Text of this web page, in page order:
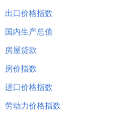
出口价格指数
国内生产总值
房屋贷款
房价指数
进口价格指数
劳动力价格指数